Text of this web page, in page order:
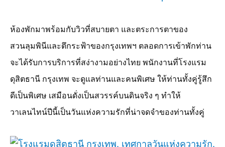
ห้องพักมาพร้อมกับวิวที่สบายตา และตระการตาของ
สวนลุมพินีและตึกระฟ้าของกรุงเทพฯ ตลอดการเข้าพักท่าน
จะได้รับการบริการที่สง่างามอย่างไทย พนักงานที่โรงแรม
ดุสิตธานี กรุงเทพ จะดูแลท่านและคนพิเศษ ให้ท่านทั้งคู่รู้สึก
ดีเป็นพิเศษ เสมือนดั่งเป็นสวรรค์บนดินจริง ๆ ทำให้
วาเลนไทน์ปีนี้เป็นวันแห่งความรักที่น่าจดจำของท่านทั้งคู่